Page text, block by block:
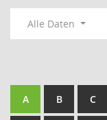
Alle Daten
A B C